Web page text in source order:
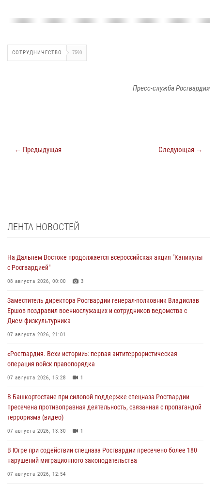
СОТРУДНИЧЕСТВО 7590
Пресс-служба Росгвардии
← Предыдущая Следующая →
ЛЕНТА НОВОСТЕЙ
На Дальнем Востоке продолжается всероссийская акция "Каникулы
с Росгвардией"
08 августа 2026, 00:00 3
Заместитель директора Росгвардии генерал-полковник Владислав
Ершов поздравил военнослужащих и сотрудников ведомства с
Днем физкультурника
07 августа 2026, 21:01
«Росгвардия. Вехи истории»: первая антитеррористическая
операция войск правопорядка
07 августа 2026, 15:28 1
В Башкортостане при силовой поддержке спецназа Росгвардии
пресечена противоправная деятельность, связанная с пропагандой
терроризма (видео)
07 августа 2026, 13:30 1
В Югре при содействии спецназа Росгвардии пресечено более 180
нарушений миграционного законодательства
07 августа 2026, 12:54